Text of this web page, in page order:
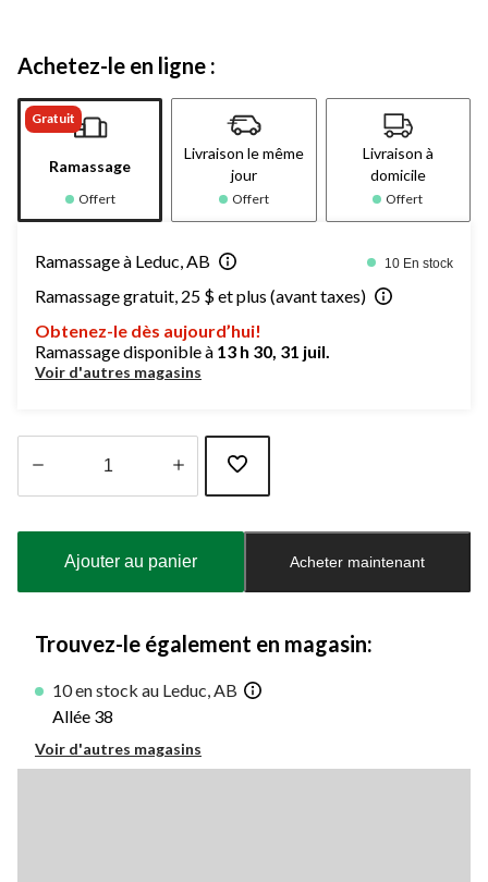
Achetez-le en ligne :
Gratuit
Ramassage
Offert
Livraison le même
jour
Offert
Livraison à
domicile
Offert
Ramassage à Leduc, AB 10 En stock
Ramassage gratuit, 25 $ et plus (avant taxes)
Obtenez-le dès aujourd’hui!
Ramassage disponible à 13 h 30, 31 juil.
Voir d'autres magasins
à
Ajouter au panier Acheter maintenant
Trouvez-le également en magasin:
10 en stock au Leduc, AB
Allée 38
Voir d'autres magasins